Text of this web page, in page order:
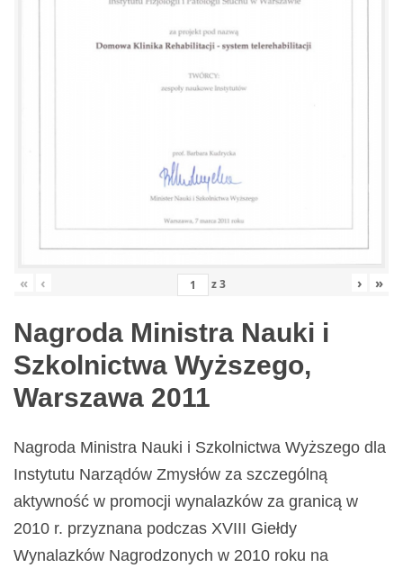
« ‹ z3 › »
Nagroda Ministra Nauki i
Szkolnictwa Wyższego,
Warszawa 2011
Nagroda Ministra Nauki i Szkolnictwa Wyższego dla
Instytutu Narządów Zmysłów za szczególną
aktywność w promocji wynalazków za granicą w
2010 r. przyznana podczas XVIII Giełdy
Wynalazków Nagrodzonych w 2010 roku na